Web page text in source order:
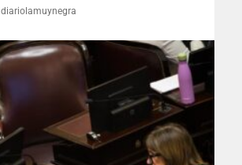
diariolamuynegra